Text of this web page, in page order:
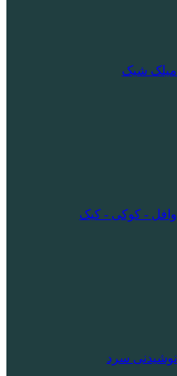
میلک شیک
وافل - کوکی - کیک
نوشیدنی سرد